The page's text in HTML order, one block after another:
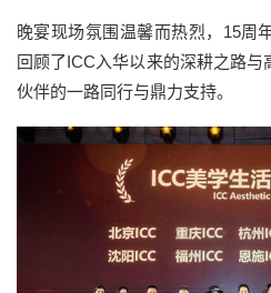
晚宴现场氛围温馨而热烈，15周
回顾了ICC入华以来的深耕之路
伙伴的一路同行与鼎力支持。